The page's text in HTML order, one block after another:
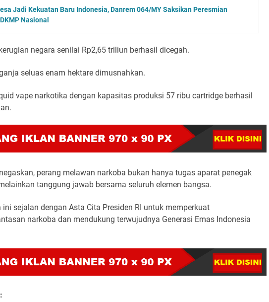
Jadi Kekuatan Baru Indonesia, Danrem 064/MY Saksikan Peresmian
Nasional
negara senilai Rp2,65 triliun berhasil dicegah.
seluas enam hektare dimusnahkan.
vape narkotika dengan kapasitas produksi 57 ribu cartridge berhasil
perang melawan narkoba bukan hanya tugas aparat penegak
tanggung jawab bersama seluruh elemen bangsa.
ini sejalan dengan Asta Cita Presiden RI untuk memperkuat
narkoba dan mendukung terwujudnya Generasi Emas Indonesia